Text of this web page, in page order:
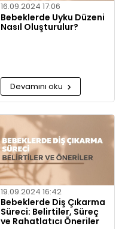
16.09.2024 17:06
Bebeklerde Uyku Düzeni
Nasıl Oluşturulur?
Devamını oku
19.09.2024 16:42
Bebeklerde Diş Çıkarma
Süreci: Belirtiler, Süreç
ve Rahatlatıcı Öneriler